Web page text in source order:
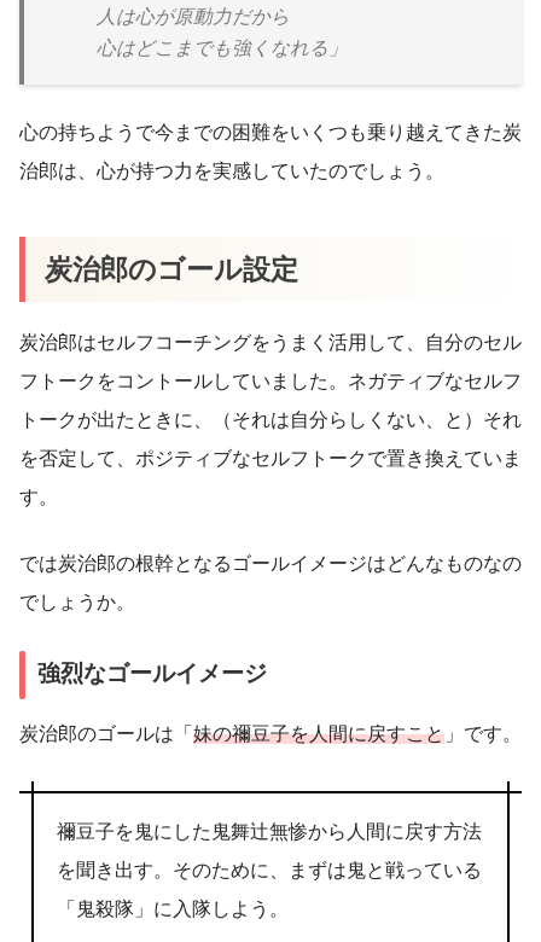
人は心が原動力だから
心はどこまでも強くなれる」
心の持ちようで今までの困難をいくつも乗り越えてきた炭
治郎は、心が持つ力を実感していたのでしょう。
炭治郎のゴール設定
炭治郎はセルフコーチングをうまく活用して、自分のセル
フトークをコントールしていました。ネガティブなセルフ
トークが出たときに、（それは自分らしくない、と）それ
を否定して、ポジティブなセルフトークで置き換えていま
す。
では炭治郎の根幹となるゴールイメージはどんなものなの
でしょうか。
強烈なゴールイメージ
炭治郎のゴールは「 妹の禰豆子を人間に戻すこと 」です。
禰豆子を鬼にした鬼舞辻無惨から人間に戻す方法
を聞き出す。そのために、まずは鬼と戦っている
「鬼殺隊」に入隊しよう。